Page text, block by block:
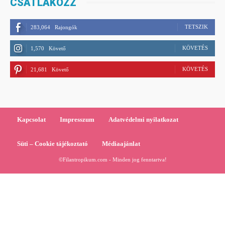
283,064 Rajongók TETSZIK
1,570 Követő KÖVETÉS
21,681 Követő KÖVETÉS
Kapcsolat Impresszum Adatvédelmi nyilatkozat
Süti – Cookie tájékoztató Médiaajánlat
©Filantropikum.com - Minden jog fenntartva!